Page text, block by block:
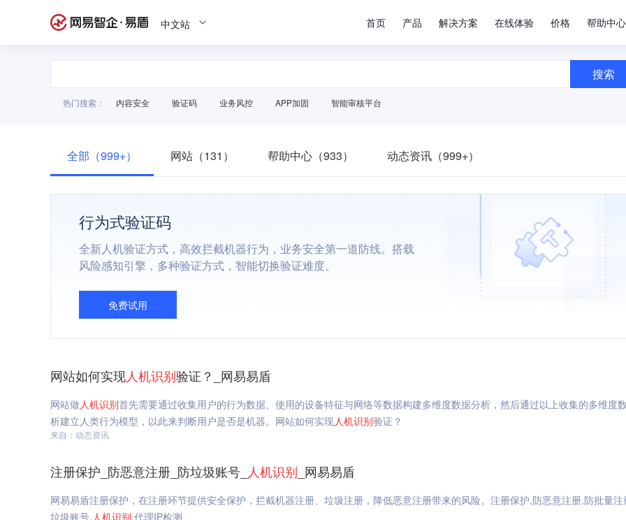
中文站 首页 产品 解决方案 在线体验 价格 帮助中心
搜索
热门搜索： 内容安全 验证码 业务风控 APP加固 智能审核平台
全部（999+） 网站（131） 帮助中心（933） 动态资讯（999+）
行为式验证码
全新人机验证方式，高效拦截机器行为，业务安全第一道防线。搭载
风险感知引擎，多种验证方式，智能切换验证难度。
免费试用
网站如何实现人机识别验证？_网易易盾
网站做人机识别首先需要通过收集用户的行为数据、使用的设备特征与网络等数据构建多维度数据分析，然后通过以上收集的多维度
析建立人类行为模型，以此来判断用户是否是机器。网站如何实现人机识别验证？
来自：动态资讯
注册保护_防恶意注册_防垃圾账号_ 人机识别 _网易易盾
网易易盾注册保护，在注册环节提供安全保护，拦截机器注册、垃圾注册，降低恶意注册带来的风险。注册保护,防恶意注册,防批量注
垃圾账号,人机识别,代理IP检测